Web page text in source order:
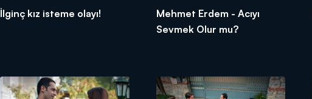
İlginç kız isteme olayı!
Mehmet Erdem - Acıyı
Sevmek Olur mu?